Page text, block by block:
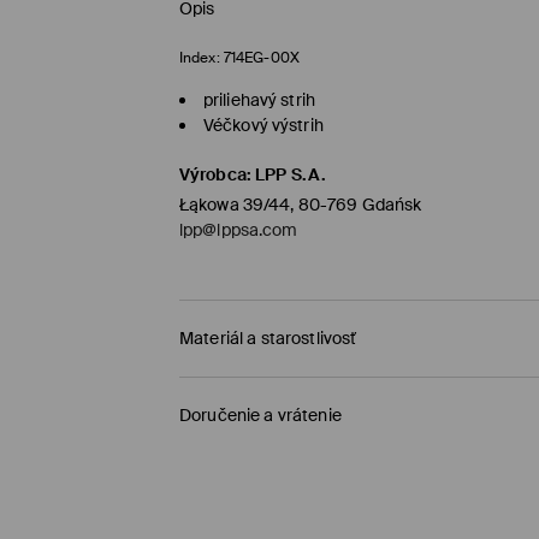
Opis
Index: 714EG-00X
priliehavý strih
Véčkový výstrih
Výrobca: LPP S.A.
Łąkowa 39/44, 80-769 Gdańsk
lpp@lppsa.com
Materiál a starostlivosť
PRVÝ MATERIÁL
82% POLYAMID, 18% ELASTAN
PRVÁ PODŠÍVKA: 100% POLYESTER
Doručenie a vrátenie